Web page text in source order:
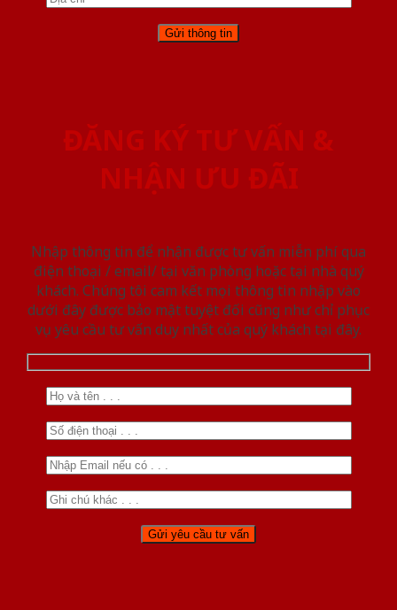
ĐĂNG KÝ TƯ VẤN &
NHẬN ƯU ĐÃI
Nhập thông tin để nhận được tư vấn miễn phí qua
điện thoại / email/ tại văn phòng hoặc tại nhà quý
khách. Chúng tôi cam kết mọi thông tin nhập vào
dưới đây được bảo mật tuyệt đối cũng như chỉ phục
vụ yêu cầu tư vấn duy nhất của quý khách tại đây.